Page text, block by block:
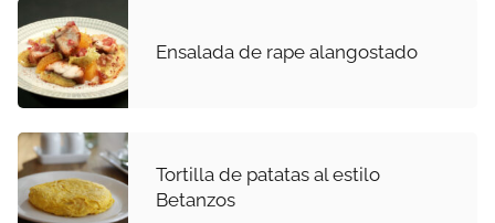
Ensalada de rape alangostado
Tortilla de patatas al estilo
Betanzos